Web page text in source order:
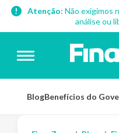
Atenção: Não exigimos
análise ou
BlogBenefícios do